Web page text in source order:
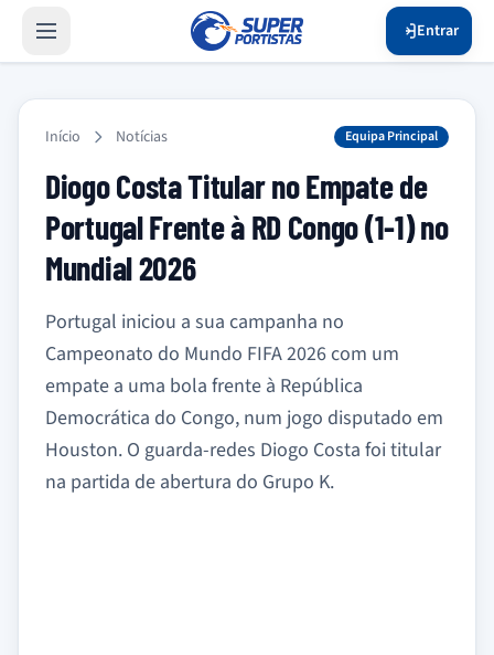
Entrar
Início Notícias Equipa Principal
Diogo Costa Titular no Empate de
Portugal Frente à RD Congo (1-1) no
Mundial 2026
Portugal iniciou a sua campanha no
Campeonato do Mundo FIFA 2026 com um
empate a uma bola frente à República
Democrática do Congo, num jogo disputado em
Houston. O guarda-redes Diogo Costa foi titular
na partida de abertura do Grupo K.